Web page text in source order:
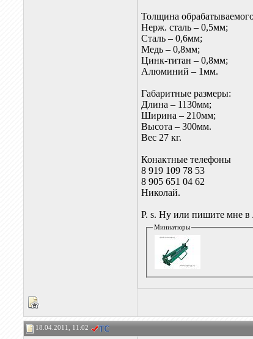
Толщина
Нерж. сталь – 0,5мм;
Сталь – 0,6мм;
Медь – 0,8мм;
Цинк-титан – 0,8мм;
Алюминий – 1мм.
Габаритные размеры:
Длина – 1130мм;
Ширина – 210мм;
Высота – 300мм.
Вес 27 кг.
Конактные телефоны
8 919 109 78 53
8 905 651 04 62
Николай.
P. s. Ну или пишите мне в
Миниатюры
18.04.2011, 11:02